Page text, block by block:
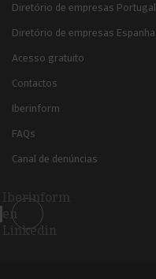
Diretório de empresas Portugal
Diretório de empresas Espanha
Acesso gratuito
Contactos
Iberinform
FAQs
Canal de denúncias
Iberinform
en
Linkedin